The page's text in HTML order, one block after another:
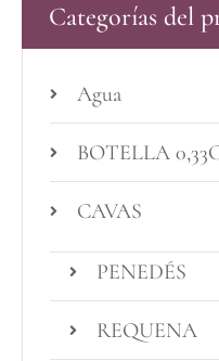
Categorías del
Agua
BOTELLA
CAVAS
PENEDÉS
REQUENA